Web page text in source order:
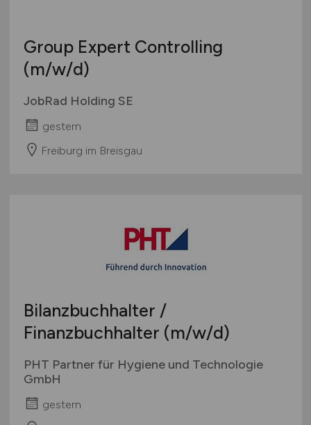
Group Expert Controlling
(m/w/d)
JobRad Holding SE
gestern
Freiburg im Breisgau
Bilanzbuchhalter /
Finanzbuchhalter (m/w/d)
PHT Partner für Hygiene und Technologie
GmbH
gestern